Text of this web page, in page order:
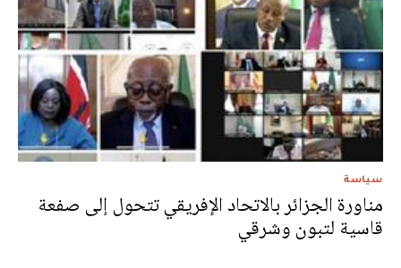
سياسة
مناورة الجزائر بالاتحاد الإفريقي تتحول إلى صفعة
قاسية لتبون وشرقي